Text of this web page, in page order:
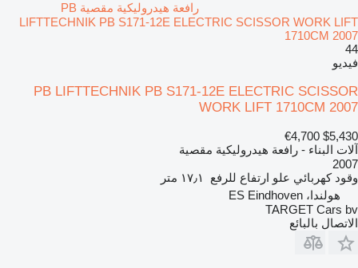
رافعة هيدروليكية مقصية PB
LIFTTECHNIK PB S171-12E ELECTRIC SCISSOR WORK LIFT
1710CM 2007
44
فيديو
PB LIFTTECHNIK PB S171-12E ELECTRIC SCISSOR
WORK LIFT 1710CM 2007
$5,430
€4,700
آلات البناء - رافعة هيدروليكية مقصية
2007
وقود كهربائي علو ارتفاع للرفع
١٧٫١ متر
هولندا، ES Eindhoven
TARGET Cars bv
الاتصال بالبائع